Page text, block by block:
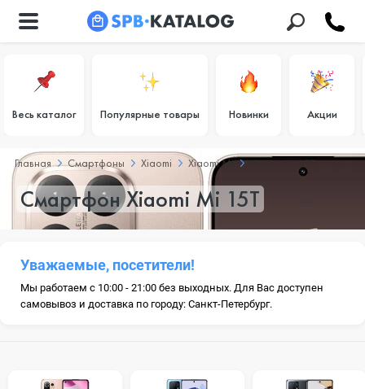
Весь каталог Популярные товары Новинки Акции
Главная Смартфоны Xiaomi Xiaomi Mi Xiaomi Mi 15T
Смартфон Xiaomi Mi 15T
Уважаемые, посетители!
Мы работаем с 10:00 - 21:00 без выходных. Для Вас доступен
самовывоз и доставка по городу: Санкт-Петербург.